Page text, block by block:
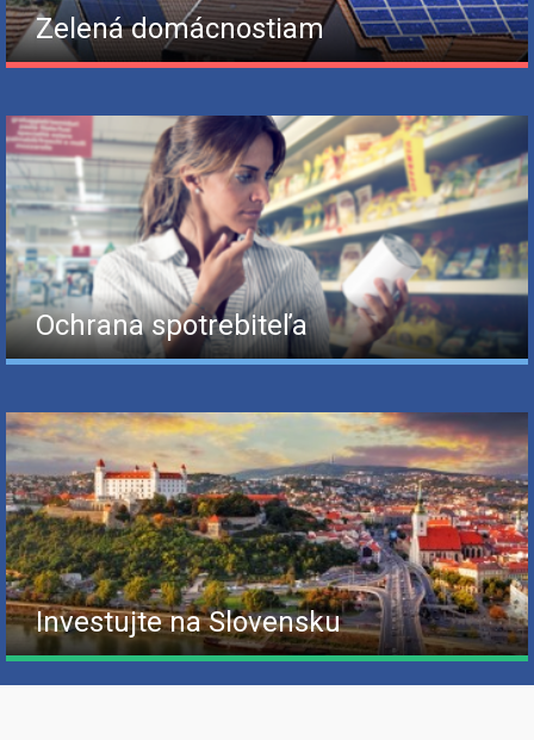
Zelená domácnostiam
Ochrana spotrebiteľa
Investujte na Slovensku